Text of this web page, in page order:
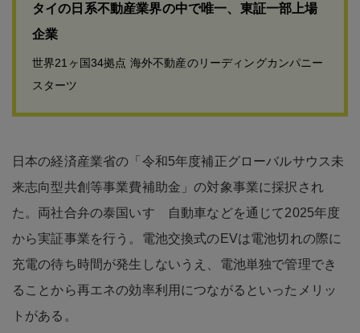
タイの日系不動産業界の中で唯一、東証一部上場
企業
世界21ヶ国34拠点 海外不動産のリーディングカンパニー
スターツ
日本の経済産業省の「令和5年度補正グローバルサウス未
来志向型共創等事業費補助金」の対象事業に採択され
た。両社合弁の泰国いすゞ自動車などを通じて2025年度
から実証事業を行う。電池交換式のEVは電池切れの際に
充電の待ち時間が発生しないうえ、電池単独で管理でき
ることから再エネの効率利用につながるといったメリッ
トがある。